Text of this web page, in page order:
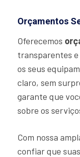
Orçamentos
Oferecemos
transparentes e
os seus
claro, sem
garante que
sobre os
Com nossa
confiar que